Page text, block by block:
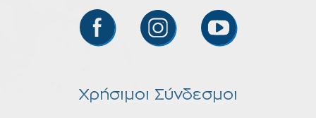
Χρήσιμοι Σύνδεσμοι